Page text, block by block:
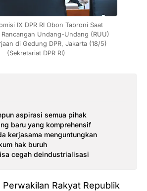
IX DPR RI Obon Tabroni Saat
Rancangan Undang-Undang (RUU)
di Gedung DPR, Jakarta (18/5)
(Sekretariat DPR RI)
aspirasi semua pihak
baru yang komprehensif
kerjasama menguntungkan
hak buruh
cegah deindustrialisasi
Rakyat Republik